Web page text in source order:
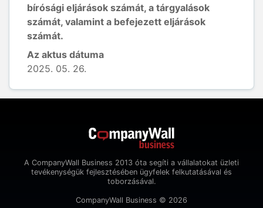
bírósági eljárások számát, a tárgyalások
számát, valamint a befejezett eljárások
számát.
Az aktus dátuma
2025. 05. 26.
A CompanyWall Business 2013 óta segíti a vállalatokat üzleti
tevékenységük fejlesztésében ügyfelek felkutatásával és
toborzásával.
CompanyWall Business © 2026